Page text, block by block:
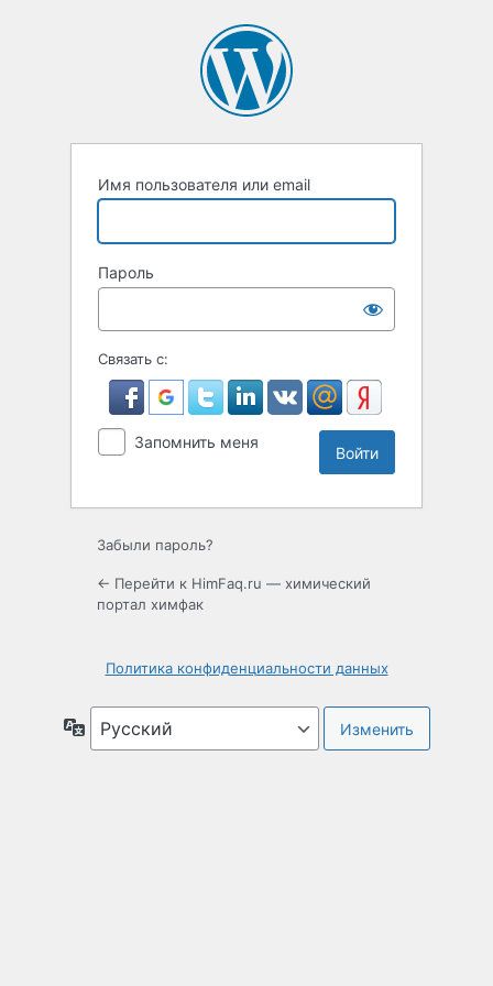
Имя пользователя или email
Пароль
Связать с:
Запомнить меня
Забыли пароль?
← Перейти к HimFaq.ru — химический
портал химфак
Политика конфиденциальности данных
Язык